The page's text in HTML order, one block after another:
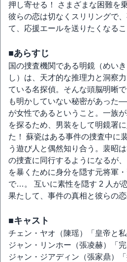
押し寄せる！ さまざまな困難を
彼らの恋は切なくスリリングで
て、応援エールを送りたくなるこ
■あらすじ
国の捜査機関である明鏡（めい
し）は、天才的な推理力と洞察
ている名探偵。そんな頭脳明晰
も明かしていない秘密があった
が女性であるということ。一族
を探るため、男装をして明鏡署
た！ 蘇瓷はある事件の捜査中に
う遊び人と偶然知り合う。裴昭
の捜査に同行するようになるが
を暴くために身分を隠す元将軍・
で…。 互いに素性を隠す 2 人が
果たして、事件の真相と彼らの
■キャスト
チェン・ヤオ（陳瑶）「皇帝と
ジャン・リンホー（張凌赫）「完
ジャン・ジアディン（張家鼎）